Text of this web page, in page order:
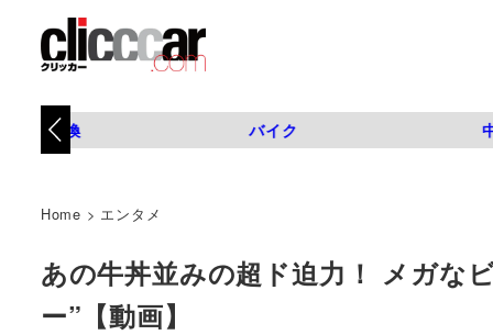
タイヤ交換 バイク
Home > エンタメ
あの牛丼並みの超ド迫力！ メガな
ー”【動画】